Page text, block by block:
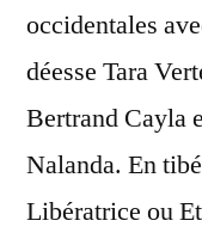
occidentales
déesse Tara
Bertrand Cayla
Nalanda. En
Libératrice ou